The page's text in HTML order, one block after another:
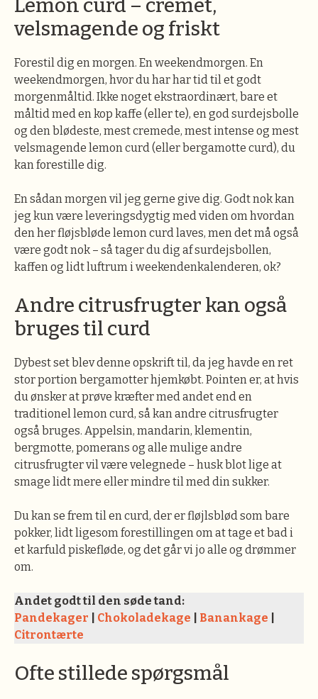
Lemon curd – cremet,
velsmagende og friskt
Forestil dig en morgen. En weekendmorgen. En
weekendmorgen, hvor du har har tid til et godt
morgenmåltid. Ikke noget ekstraordinært, bare et
måltid med en kop kaffe (eller te), en god surdejsbolle
og den blødeste, mest cremede, mest intense og mest
velsmagende lemon curd (eller bergamotte curd), du
kan forestille dig.
En sådan morgen vil jeg gerne give dig. Godt nok kan
jeg kun være leveringsdygtig med viden om hvordan
den her fløjsbløde lemon curd laves, men det må også
være godt nok – så tager du dig af surdejsbollen,
kaffen og lidt luftrum i weekendenkalenderen, ok?
Andre citrusfrugter kan også
bruges til curd
Dybest set blev denne opskrift til, da jeg havde en ret
stor portion bergamotter hjemkøbt. Pointen er, at hvis
du ønsker at prøve kræfter med andet end en
traditionel lemon curd, så kan andre citrusfrugter
også bruges. Appelsin, mandarin, klementin,
bergmotte, pomerans og alle mulige andre
citrusfrugter vil være velegnede – husk blot lige at
smage lidt mere eller mindre til med din sukker.
Du kan se frem til en curd, der er fløjlsblød som bare
pokker, lidt ligesom forestillingen om at tage et bad i
et karfuld piskefløde, og det går vi jo alle og drømmer
om.
Andet godt til den søde tand:
Pandekager
Chokoladekage Banankage
Citrontærte
Ofte stillede spørgsmål